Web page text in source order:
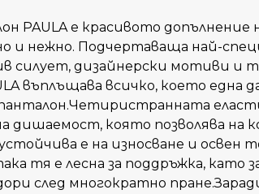
PAULA е красивото допълнение
и нежно. Подчертаваща най-
силует, дизайнерски мотиви и
въплъщава всичко, което една
дишаемост, която позволява на
е на износване и освен
тя е лесна за поддръжка, като
след многократно